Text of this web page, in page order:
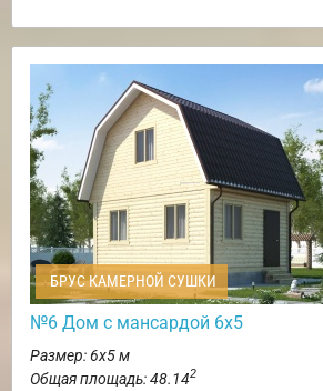
БРУС КАМЕРНОЙ СУШКИ
№6 Дом с мансардой 6х5
Размер: 6х5 м
Общая площадь: 48.142